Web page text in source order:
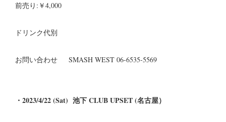
前売り:￥4,000
ドリンク代別
お問い合わせ SMASH WEST 06-6535-5569
・2023/4/22 (Sat) 池下 CLUB UPSET (名古屋）